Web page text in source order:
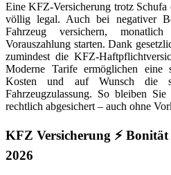
Eine KFZ-Versicherung trotz Schufa
völlig legal. Auch bei negativer
Fahrzeug versichern,
Vorauszahlung starten. Dank
zumindest die KFZ-
Moderne Tarife ermöglichen eine
Kosten und auf Wunsch die
Fahrzeugzulassung. So bleiben
rechtlich abgesichert – auch ohne
KFZ Versicherung ⚡
2026